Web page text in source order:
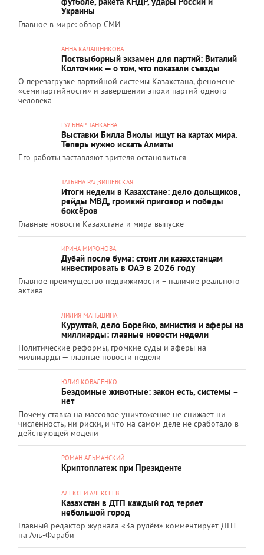
Украины
Главное в мире: обзор СМИ
АННА КАЛАШНИКОВА
Поствыборный экзамен для партий: Виталий
Колточник — о том, что показали съезды
О перезагрузке партийной системы Казахстана, феномене
«семипартийности» и завершении эпохи партий одного
человека
ГУЛЬНАР ТАНКАЕВА
Выставки Билла Виолы ищут на картах мира.
Теперь нужно искать Алматы
Его работы заставляют зрителя остановиться
ТАТЬЯНА РАДЗИШЕВСКАЯ
Итоги недели в Казахстане: дело дольщиков,
рейды МВД, громкий приговор и победы
боксёров
Главные новости Казахстана и мира выпуске
ИРИНА МИРОНОВА
Дубай после бума: стоит ли казахстанцам
инвестировать в ОАЭ в 2026 году
Главное преимущество недвижимости – наличие реального
актива
ЛИЛИЯ МАНЬШИНА
Курултай, дело Борейко, амнистия и аферы на
миллиарды: главные новости недели
Политические реформы, громкие суды и аферы на
миллиарды — главные новости недели
ЮЛИЯ КОВАЛЕНКО
Бездомные животные: закон есть, системы –
нет
Почему ставка на массовое уничтожение не снижает ни
численность, ни риски, и что на самом деле не сработало в
действующей модели
РОМАН АЛЬМАНСКИЙ
Криптоплатеж при Президенте
АЛЕКСЕЙ АЛЕКСЕЕВ
Казахстан в ДТП каждый год теряет
небольшой город
Главный редактор журнала «За рулём» комментирует ДТП
на Аль-Фараби